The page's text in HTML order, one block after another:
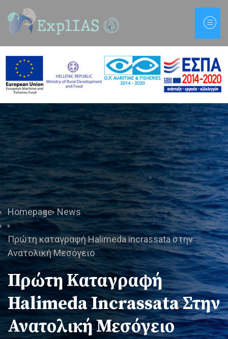
Homepage News
Πρώτη καταγραφή Halimeda incrassata στην
Ανατολική Μεσόγειο
Πρώτη Καταγραφή
Halimeda Incrassata Στην
Ανατολική Μεσόγειο